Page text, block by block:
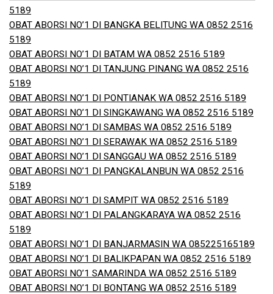
5189
OBAT ABORSI NO’1 DI BANGKA BELITUNG WA 0852 2516
5189
OBAT ABORSI NO’1 DI BATAM WA 0852 2516 5189
OBAT ABORSI NO’1 DI TANJUNG PINANG WA 0852 2516
5189
OBAT ABORSI NO’1 DI PONTIANAK WA 0852 2516 5189
OBAT ABORSI NO’1 DI SINGKAWANG WA 0852 2516 5189
OBAT ABORSI NO’1 DI SAMBAS WA 0852 2516 5189
OBAT ABORSI NO’1 DI SERAWAK WA 0852 2516 5189
OBAT ABORSI NO’1 DI SANGGAU WA 0852 2516 5189
OBAT ABORSI NO’1 DI PANGKALANBUN WA 0852 2516
5189
OBAT ABORSI NO’1 DI SAMPIT WA 0852 2516 5189
OBAT ABORSI NO’1 DI PALANGKARAYA WA 0852 2516
5189
OBAT ABORSI NO’1 DI BANJARMASIN WA 085225165189
OBAT ABORSI NO’1 DI BALIKPAPAN WA 0852 2516 5189
OBAT ABORSI NO’1 SAMARINDA WA 0852 2516 5189
OBAT ABORSI NO’1 DI BONTANG WA 0852 2516 5189